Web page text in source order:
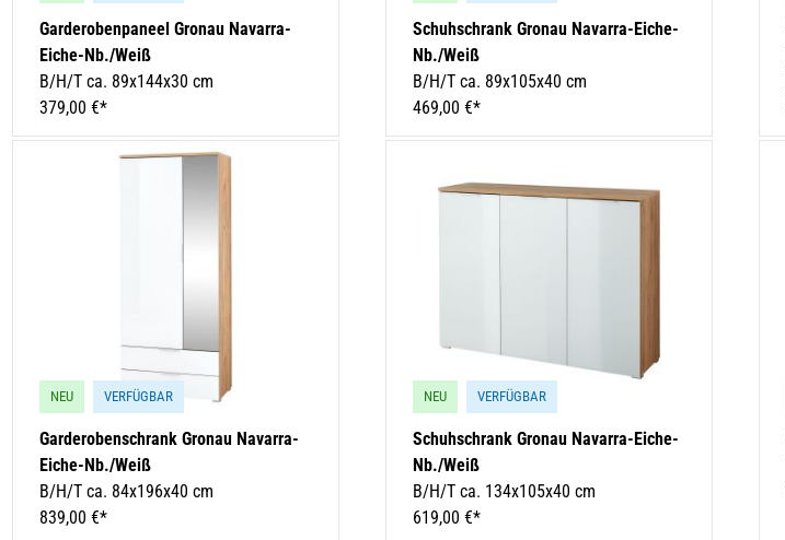
Garderobenpaneel Gronau Navarra-
Eiche-Nb./Weiß
B/H/T ca. 89x144x30 cm
379,00 €*
Schuhschrank Gronau Navarra-Eiche-
Nb./Weiß
B/H/T ca. 89x105x40 cm
469,00 €*
NEU VERFÜGBAR
Garderobenschrank Gronau Navarra-
Eiche-Nb./Weiß
B/H/T ca. 84x196x40 cm
839,00 €*
NEU VERFÜGBAR
Schuhschrank Gronau Navarra-Eiche-
Nb./Weiß
B/H/T ca. 134x105x40 cm
619,00 €*